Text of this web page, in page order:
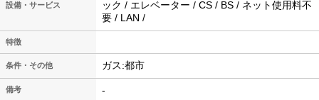
設備・サービス
ック / エレベーター / CS / BS / ネット使用料不
要 / LAN /
特徴
条件・その他 ガス:都市
備考 -